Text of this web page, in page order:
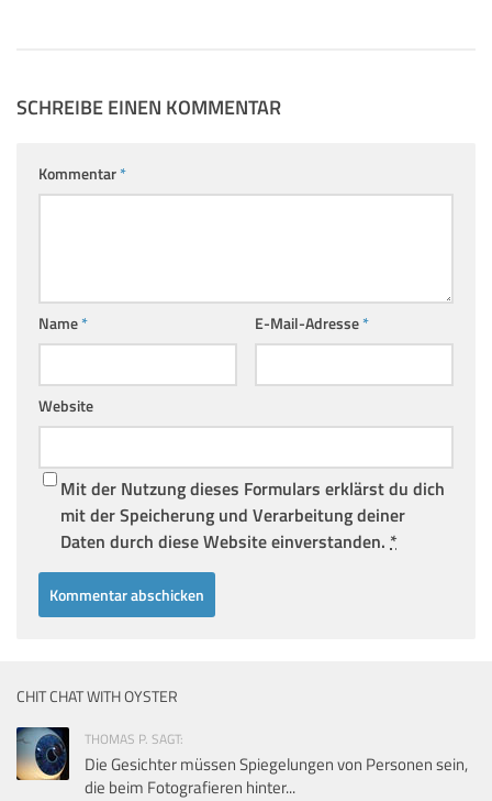
SCHREIBE EINEN KOMMENTAR
Kommentar*
Name* E-Mail-Adresse*
Website
Mit der Nutzung dieses Formulars erklärst du dich
mit der Speicherung und Verarbeitung deiner
Daten durch diese Website einverstanden. *
CHIT CHAT WITH OYSTER
THOMAS P. SAGT:
Die Gesichter müssen Spiegelungen von Personen sein,
die beim Fotografieren hinter...